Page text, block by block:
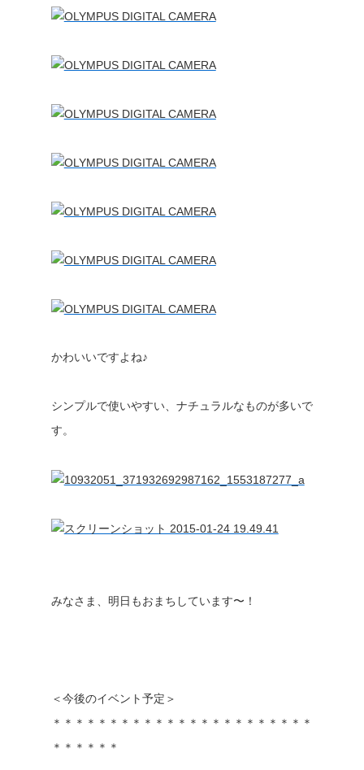
かわいいですよね♪
シンプルで使いやすい、ナチュラルなものが多いで
す。
みなさま、明日もおまちしています〜！
＜今後のイベント予定＞
＊＊＊＊＊＊＊＊＊＊＊＊＊＊＊＊＊＊＊＊＊＊＊
＊＊＊＊＊＊